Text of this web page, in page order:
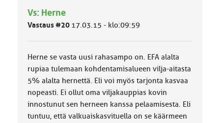
ä
l
k
a
Vs: Herne
Vastaus #20 17.03.15 - klo:09:59
Herne se vasta uusi rahasampo on. EFA alalta
rupiaa tulemaan kohdentamisalueen vilja-aitasta
5% alalta hernettä. Eli voi myös tarjonta kasvaa
nopeasti. Ei ollut oma viljakauppias kovin
innostunut sen herneen kanssa pelaamisesta. Eli
tuntuu, että valkuaiskasvituella on se käärmeen